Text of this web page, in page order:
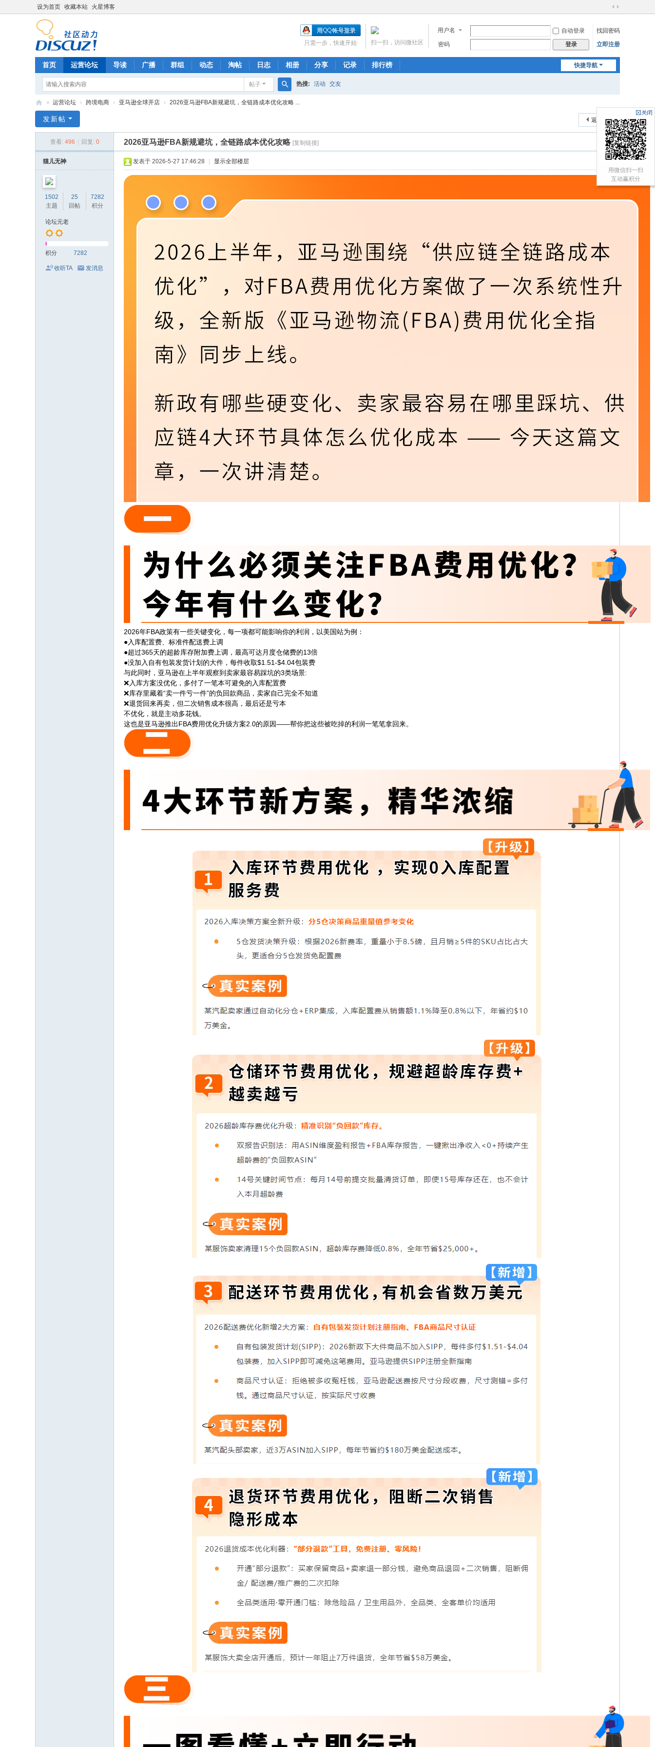
设为首页 收藏本站 火星博客
切
到
宽
用户名 自动登录
找回密码
密码
登录 立即注册
扫一扫，访问微社区
只需一步，快速开始
快捷导航
首页 运营论坛 导读 广播 群组 动态 淘帖 日志 相册 分享 记录 排行榜
帖子
搜
热搜: 活动 交友
商
» 运营论坛 › 跨境电商 › 亚马逊全球开店 › 2026亚马逊FBA新规避坑，全链路成本优化攻略 ...
返回列表
发新帖
查看: 496 回复: 0 2026亚马逊FBA新规避坑，全链路成本优化攻略 [复制链接]
猫儿无神
1502
主题
25
回帖
7282
积分
论坛元老
积分 7282
收听TA 发消息
发表于 2026-5-27 17:46:28 显示全部楼层
2026年FBA政策有一些关键变化，每一项都可能影响你的利润，以美国站为例：
●入库配置费、标准件配送费上调
●超过365天的超龄库存附加费上调，最高可达月度仓储费的13倍
●没加入自有包装发货计划的大件，每件收取$1.51-$4.04包装费
与此同时，亚马逊在上半年观察到卖家最容易踩坑的3类场景:
❌入库方案没优化，多付了一笔本可避免的入库配置费
❌库存里藏着“卖一件亏一件”的负回款商品，卖家自己完全不知道
❌退货回来再卖，但二次销售成本很高，最后还是亏本
不优化，就是主动多花钱。
这也是亚马逊推出FBA费用优化升级方案2.0的原因——帮你把这些被吃掉的利润一笔笔拿回来。
用微信扫一扫
互动赢积分